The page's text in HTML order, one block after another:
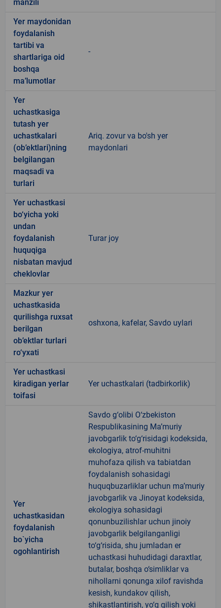
manzili
Yer maydonidan
foydalanish
tartibi va
shartlariga oid
boshqa
ma’lumotlar
-
Yer
uchastkasiga
tutash yer
uchastkalari
(ob’ektlari)ning
belgilangan
maqsadi va
turlari
Ariq. zovur va bo'sh yer
maydonlari
Yer uchastkasi
bo‘yicha yoki
undan
foydalanish
huquqiga
nisbatan mavjud
cheklovlar
Turar joy
Mazkur yer
uchastkasida
qurilishga ruxsat
berilgan
ob’ektlar turlari
ro‘yxati
oshxona, kafelar, Savdo uylari
Yer uchastkasi
kiradigan yerlar
toifasi
Yer uchastkalari (tadbirkorlik)
Yer
uchastkasidan
foydalanish
bo`yicha
ogohlantirish
Savdo g‘olibi O‘zbekiston
Respublikasining Ma’muriy
javobgarlik to‘g‘risidagi kodeksida,
ekologiya, atrof-muhitni
muhofaza qilish va tabiatdan
foydalanish sohasidagi
huquqbuzarliklar uchun ma’muriy
javobgarlik va Jinoyat kodeksida,
ekologiya sohasidagi
qonunbuzilishlar uchun jinoiy
javobgarlik belgilanganligi
to‘g‘risida, shu jumladan er
uchastkasi huhudidagi daraxtlar,
butalar, boshqa o‘simliklar va
nihollarni qonunga xilof ravishda
kesish, kundakov qilish,
shikastlantirish, yo‘q qilish yoki